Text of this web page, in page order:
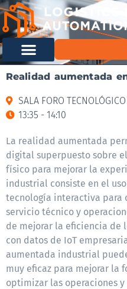
Realidad aumentada
SALA FORO
13:35 - 14:10
La realidad aumentada
digital superpuesto sobre
físico para mejorar la
industrial consiste en el
tecnología interactiva para
servicio técnico y
de mejorar la eficiencia de
con datos de IoT
aumentada industrial
muy eficaz para mejorar la
optimizar las operaciones